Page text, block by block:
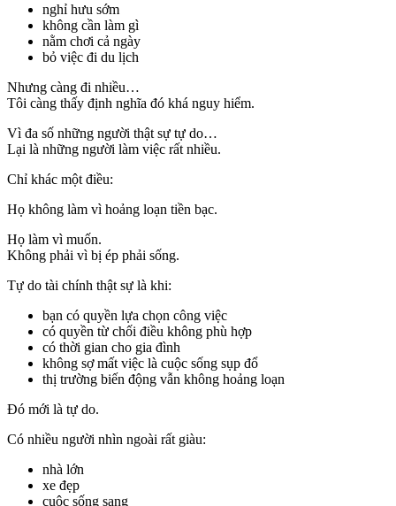
nghỉ hưu sớm
không cần làm gì
nằm chơi cả ngày
bỏ việc đi du lịch
Nhưng càng đi nhiều…
Tôi càng thấy định nghĩa đó khá nguy hiểm.
Vì đa số những người thật sự tự do…
Lại là những người làm việc rất nhiều.
Chỉ khác một điều:
Họ không làm vì hoảng loạn tiền bạc.
Họ làm vì muốn.
Không phải vì bị ép phải sống.
Tự do tài chính thật sự là khi:
bạn có quyền lựa chọn công việc
có quyền từ chối điều không phù hợp
có thời gian cho gia đình
không sợ mất việc là cuộc sống sụp đổ
thị trường biến động vẫn không hoảng loạn
Đó mới là tự do.
Có nhiều người nhìn ngoài rất giàu:
nhà lớn
xe đẹp
cuộc sống sang